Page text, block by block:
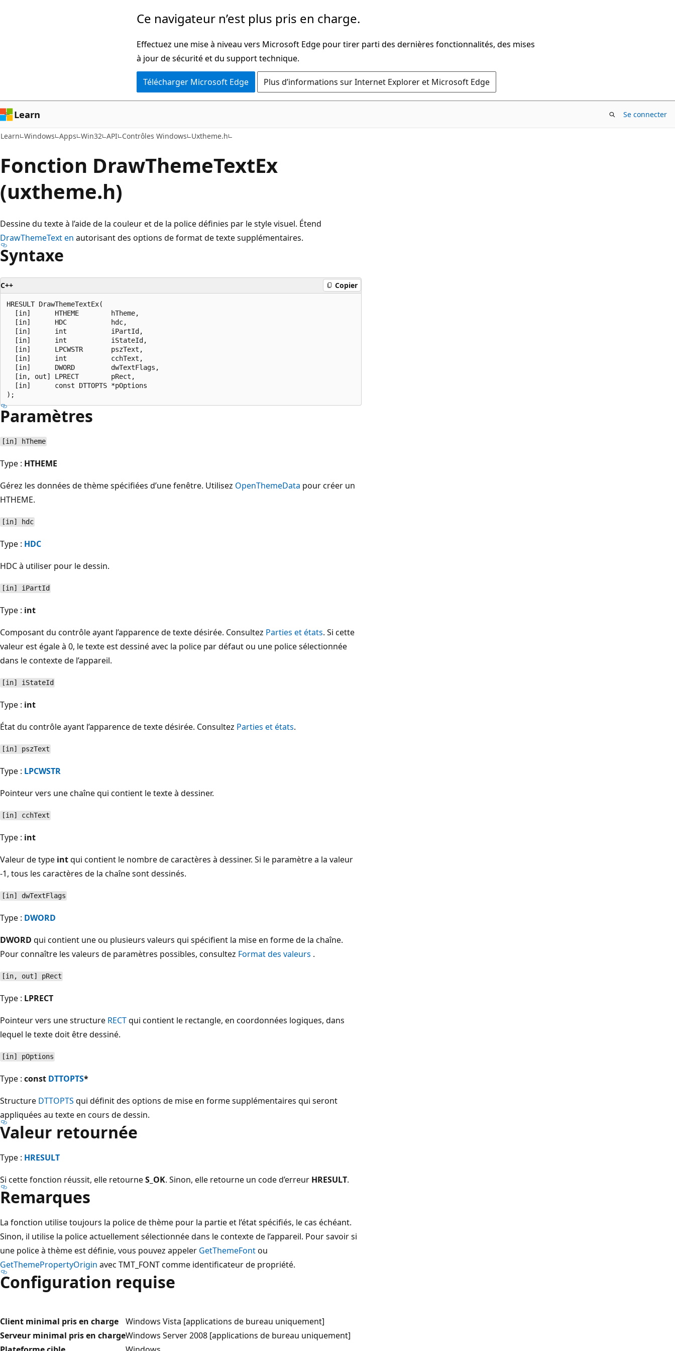
Ce navigateur n’est plus pris en charge.
Effectuez une mise à niveau vers Microsoft Edge pour tirer parti des dernières fonctionnalités, des mises
à jour de sécurité et du support technique.
Télécharger Microsoft Edge Plus d’informations sur Internet Explorer et Microsoft Edge
Learn Se connecter
Learn Windows Apps Win32 API Contrôles Windows Uxtheme.h
Fonction DrawThemeTextEx
(uxtheme.h)
Dessine du texte à l’aide de la couleur et de la police définies par le style visuel. Étend
DrawThemeText en autorisant des options de format de texte supplémentaires.
Syntaxe
C++ Copier
HRESULT DrawThemeTextEx(
  [in]      HTHEME        hTheme,
  [in]      HDC           hdc,
  [in]      int           iPartId,
  [in]      int           iStateId,
  [in]      LPCWSTR       pszText,
  [in]      int           cchText,
  [in]      DWORD         dwTextFlags,
  [in, out] LPRECT        pRect,
  [in]      const DTTOPTS *pOptions
Paramètres
[in] hTheme
Type : HTHEME
Gérez les données de thème spécifiées d’une fenêtre. Utilisez OpenThemeData pour créer un
HTHEME.
[in] hdc
Type : HDC
HDC à utiliser pour le dessin.
[in] iPartId
Type : int
Composant du contrôle ayant l’apparence de texte désirée. Consultez Parties et états. Si cette
valeur est égale à 0, le texte est dessiné avec la police par défaut ou une police sélectionnée
dans le contexte de l’appareil.
[in] iStateId
Type : int
État du contrôle ayant l’apparence de texte désirée. Consultez Parties et états.
[in] pszText
Type : LPCWSTR
Pointeur vers une chaîne qui contient le texte à dessiner.
[in] cchText
Type : int
Valeur de type intqui contient le nombre de caractères à dessiner. Si le paramètre a la valeur
-1, tous les caractères de la chaîne sont dessinés.
[in] dwTextFlags
Type : DWORD
DWORD qui contient une ou plusieurs valeurs qui spécifient la mise en forme de la chaîne.
Pour connaître les valeurs de paramètres possibles, consultez Format des valeurs .
[in, out] pRect
Type : LPRECT
Pointeur vers une structure RECTqui contient le rectangle, en coordonnées logiques, dans
lequel le texte doit être dessiné.
[in] pOptions
Type : const DTTOPTS*
Structure DTTOPTS qui définit des options de mise en forme supplémentaires qui seront
appliquées au texte en cours de dessin.
Valeur retournée
Type : HRESULT
Si cette fonction réussit, elle retourneS_OK. Sinon, elle retourne un code d’erreur HRESULT.
Remarques
La fonction utilise toujours la police de thème pour la partie et l’état spécifiés, le cas échéant.
Sinon, il utilise la police actuellement sélectionnée dans le contexte de l’appareil. Pour savoir si
une police à thème est définie, vous pouvez appeler GetThemeFontou
GetThemePropertyOrigin avec TMT_FONT comme identificateur de propriété.
Configuration requise
Client minimal pris en charge
Windows Vista [applications de bureau uniquement]
Serveur minimal pris en chargeWindows Server 2008 [applications de bureau uniquement]